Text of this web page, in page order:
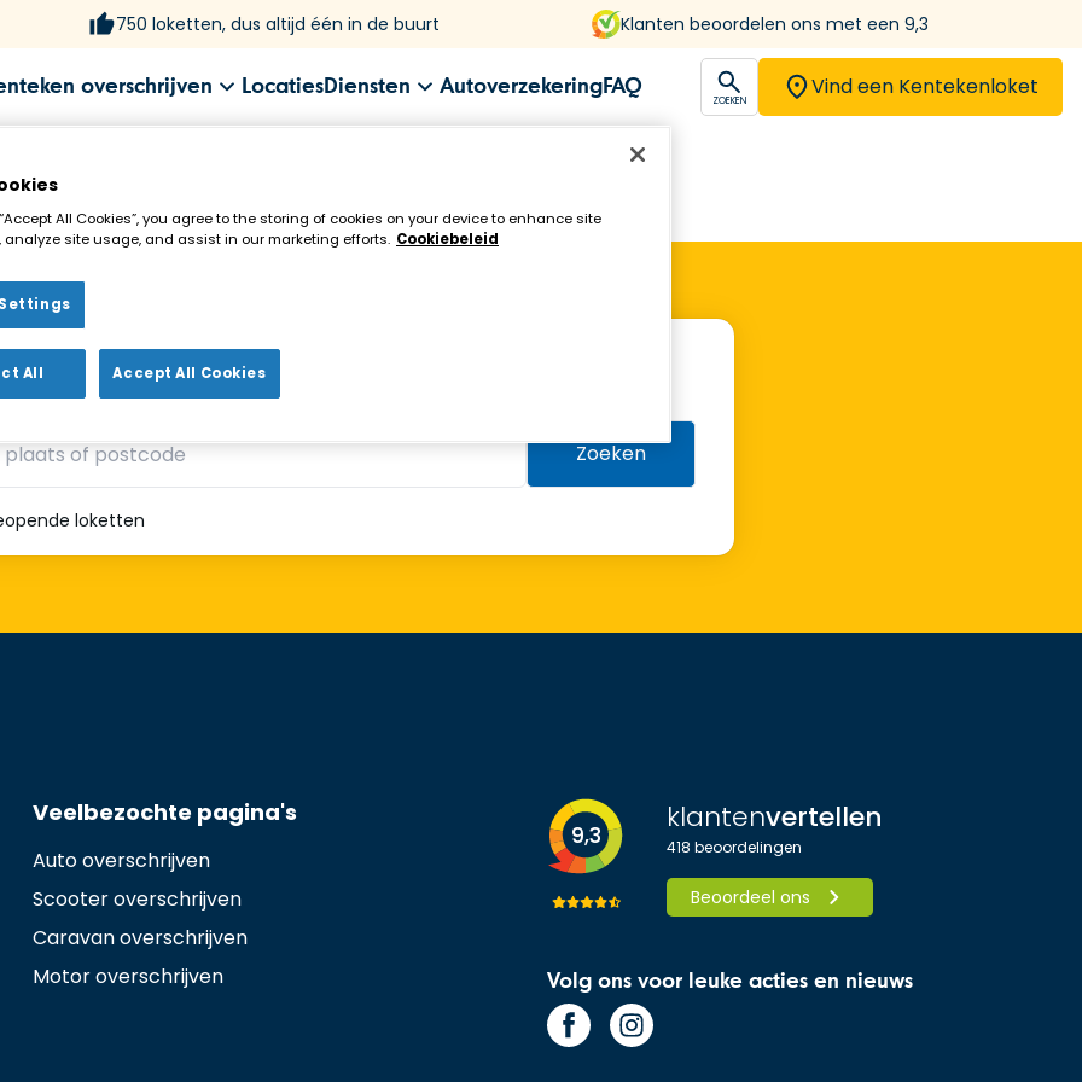
750 loketten, dus altijd één in de buurt Klanten beoordelen ons met een 9,3
overschrijven LocatiesDiensten AutoverzekeringFAQ open
ZOEKEN
Vind een Kentekenloket
in de buurt!
Zoeken
loketten
Veelbezochte pagina's
Auto overschrijven
Scooter overschrijven
Caravan overschrijven
Motor overschrijven
9,3 klantenvertellen
418 beoordelingen
Beoordeel ons
Volg ons voor leuke acties en nieuws
All Cookies”, you agree to the storing of cookies on your device to enhance site
site usage, and assist in our marketing efforts. Cookiebeleid
All Accept All Cookies